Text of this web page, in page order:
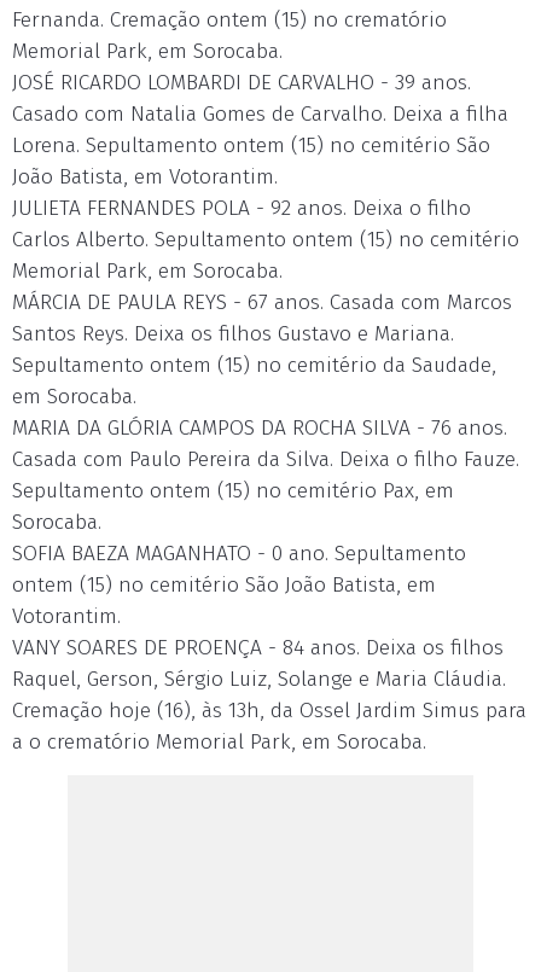
Fernanda. Cremação ontem (15) no crematório
Memorial Park, em Sorocaba.
JOSÉ RICARDO LOMBARDI DE CARVALHO - 39 anos.
Casado com Natalia Gomes de Carvalho. Deixa a filha
Lorena. Sepultamento ontem (15) no cemitério São
João Batista, em Votorantim.
JULIETA FERNANDES POLA - 92 anos. Deixa o filho
Carlos Alberto. Sepultamento ontem (15) no cemitério
Memorial Park, em Sorocaba.
MÁRCIA DE PAULA REYS - 67 anos. Casada com Marcos
Santos Reys. Deixa os filhos Gustavo e Mariana.
Sepultamento ontem (15) no cemitério da Saudade,
em Sorocaba.
MARIA DA GLÓRIA CAMPOS DA ROCHA SILVA - 76 anos.
Casada com Paulo Pereira da Silva. Deixa o filho Fauze.
Sepultamento ontem (15) no cemitério Pax, em
Sorocaba.
SOFIA BAEZA MAGANHATO - 0 ano. Sepultamento
ontem (15) no cemitério São João Batista, em
Votorantim.
VANY SOARES DE PROENÇA - 84 anos. Deixa os filhos
Raquel, Gerson, Sérgio Luiz, Solange e Maria Cláudia.
Cremação hoje (16), às 13h, da Ossel Jardim Simus para
a o crematório Memorial Park, em Sorocaba.